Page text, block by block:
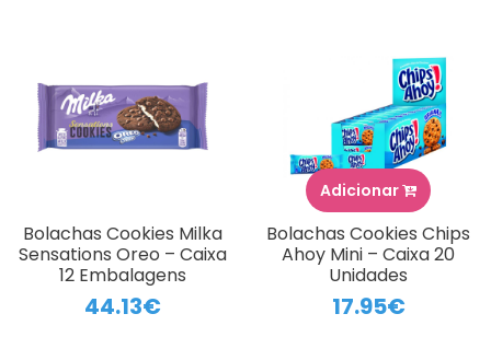
Bolachas Cookies Milka
Sensations Oreo – Caixa
12 Embalagens
44.13€
Adicionar
Bolachas Cookies Chips
Ahoy Mini – Caixa 20
Unidades
17.95€